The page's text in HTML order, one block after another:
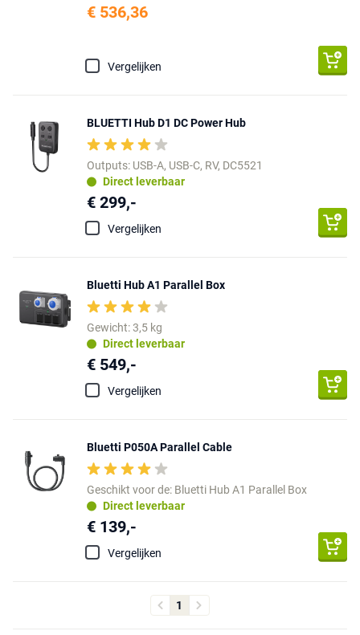
€ 536,36
Vergelijken
BLUETTI Hub D1 DC Power Hub
Outputs: USB-A, USB-C, RV, DC5521
Direct leverbaar
€ 299,-
Vergelijken
Bluetti Hub A1 Parallel Box
Gewicht: 3,5 kg
Direct leverbaar
€ 549,-
Vergelijken
Bluetti P050A Parallel Cable
Geschikt voor de: Bluetti Hub A1 Parallel Box
Direct leverbaar
€ 139,-
Vergelijken
1